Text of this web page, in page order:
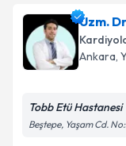
Uzm.
Ankara,
Tobb Etü Hastanesi
Beştepe, Yaşam Cd.